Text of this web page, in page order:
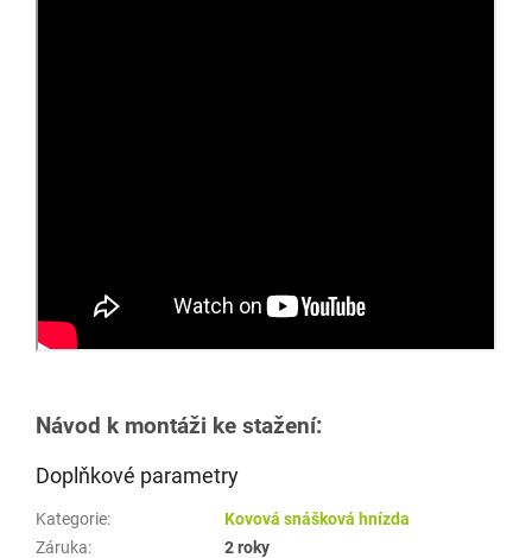
Návod k montáži ke stažení:
Doplňkové parametry
Kategorie:
Kovová snášková hnízda
Záruka:
2 roky